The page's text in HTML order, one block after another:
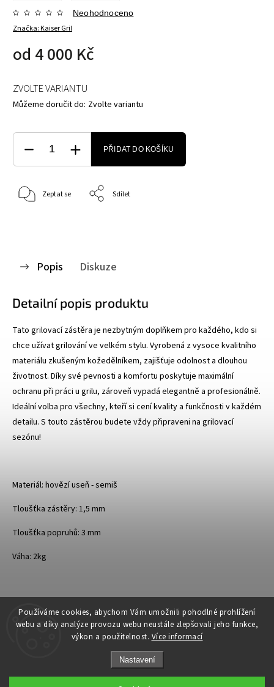
Používáme cookies, abychom Vám umožnili pohodlné prohlížení
webu a díky analýze provozu webu neustále zlepšovali jeho funkce,
výkon a použitelnost. Více informací
Nastavení
Značka:Kaiser Gril
Neohodnoceno
od 4 000 Kč
ZVOLTE VARIANTU
Můžeme doručit do: Zvolte variantu
PŘIDAT DO KOŠÍKU
Zeptat se Sdílet
Popis Diskuze
Detailní popis produktu
Tato grilovací zástěra je nezbytným doplňkem pro každého, kdo si
chce užívat grilování ve velkém stylu. Vyrobená z vysoce kvalitního
materiálu zkušeným kožedělníkem, zajišťuje odolnost a dlouhou
životnost. Díky své pevnosti a komfortu poskytuje maximální
ochranu při práci u grilu, zároveň vypadá elegantně a profesionálně.
Ideální volba pro všechny, kteří si cení kvality a funkčnosti v každém
detailu. S touto zástěrou budete vždy připraveni na grilovací
sezónu!
Materiál: hovězí useň - semiš
Tloušťka zástěry: 1,5 mm
Tloušťka popruhů: 3 mm
Váha: 2kg